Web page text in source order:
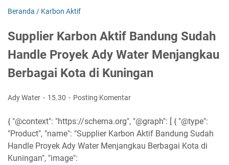
Beranda / Karbon Aktif
Supplier Karbon Aktif Bandung Sudah
Handle Proyek Ady Water Menjangkau
Berbagai Kota di Kuningan
Ady Water 15.30 Posting Komentar
{ "@context": "https://schema.org", "@graph": [ { "@type":
"Product", "name": "Supplier Karbon Aktif Bandung Sudah
Handle Proyek Ady Water Menjangkau Berbagai Kota di
Kuningan", "image":